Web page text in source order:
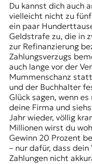
Du kannst dich auch
vielleicht nicht zu
ein paar
Geldstrafe zu, die in
zur Refinanzierung
Zahlungsverzugs
auch lange vor der
Mummenschanz
und der Buchhalter
Glück sagen, wenn
deine Firma und
Jahr wieder, völlig
Millionen wirst du
Gewinn 20 Prozent
– nur dafür, dass
Zahlungen nicht